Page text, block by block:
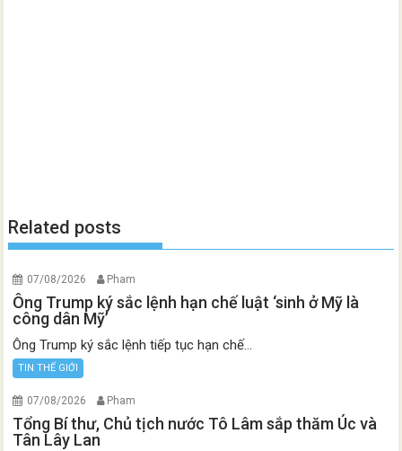
Related posts
07/08/2026 Pham
Ông Trump ký sắc lệnh hạn chế luật ‘sinh ở Mỹ là
công dân Mỹ’
Ông Trump ký sắc lệnh tiếp tục hạn chế...
TIN THẾ GIỚI
07/08/2026 Pham
Tổng Bí thư, Chủ tịch nước Tô Lâm sắp thăm Úc và
Tân Lây Lan